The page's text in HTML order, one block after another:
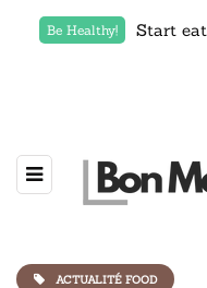
Be Healthy!
Start
ACTUALITÉ FOOD